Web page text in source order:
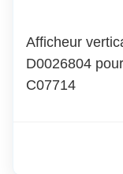
Afficheur
D0026804
C07714